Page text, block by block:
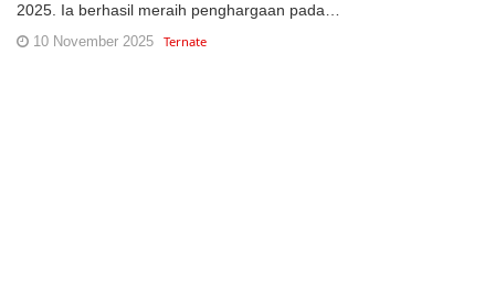
2025. Ia berhasil meraih penghargaan pada…
10 November 2025 Ternate